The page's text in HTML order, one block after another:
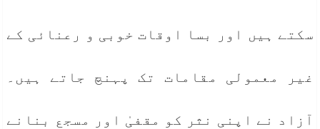
سکتے ہیں اور بسا اوقات خوبی و رعنائی کے
غیر معمولی مقامات تک پہنچ جاتے ہیں۔
آزاد نے اپنی نثر کو مقفیٰ اور مسجع بنانے